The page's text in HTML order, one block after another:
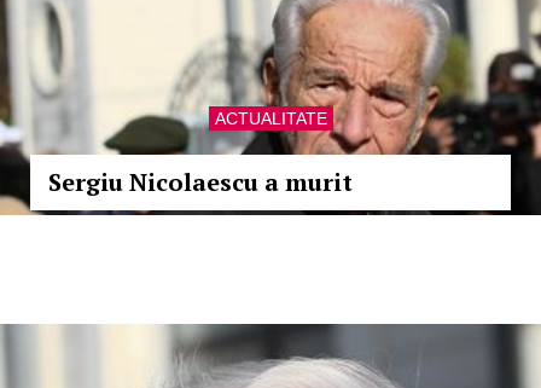
ACTUALITATE
Sergiu Nicolaescu a murit